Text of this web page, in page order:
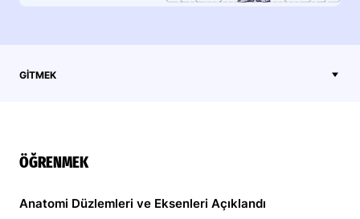
GITMEK
ÖĞRENMEK
Anatomi Düzlemleri ve Eksenleri Açıklandı